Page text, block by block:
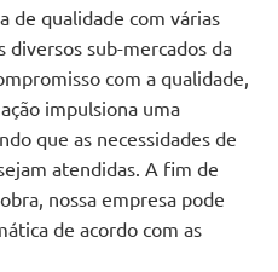
de qualidade com várias
diversos sub-mercados da
com a qualidade,
impulsiona uma
que as necessidades de
atendidas. A fim de
nossa empresa pode
de acordo com as